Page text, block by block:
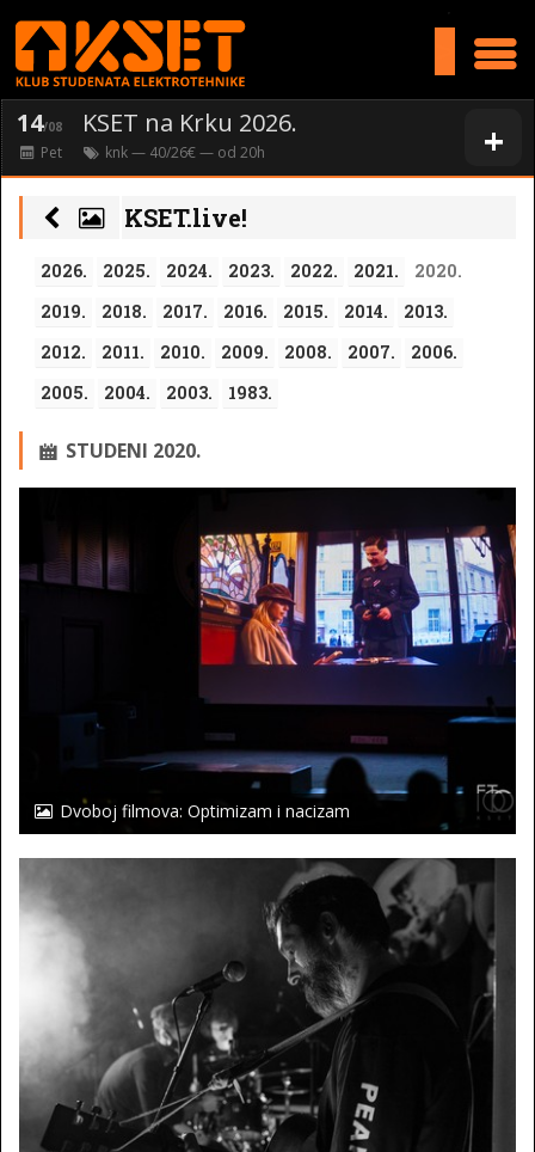
+
14/08 KSET na Krku 2026.
Pet knk— 40/26€ — od 20h
2026. 2025. 2024. 2023. 2022. 2021.
2020.
2019.
2018. 2017. 2016. 2015. 2014.
2013.
2012.
2011. 2010. 2009. 2008. 2007.
2006.
2005.
2004. 2003. 1983.
KSET.live!
STUDENI 2020.
Dvoboj filmova: Optimizam i nacizam